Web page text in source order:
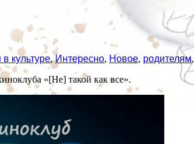
культуре,Интересно, Новое, родителям,
«[Не] такой как все».